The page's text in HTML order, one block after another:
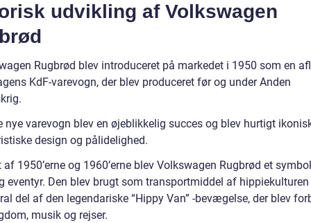
udvikling af Volkswagen
Rugbrød blev introduceret på markedet i 1950 som en
KdF-varevogn, der blev produceret før og under Anden
nye varevogn blev en øjeblikkelig succes og blev hurtigt
design og pålidelighed.
1950’erne og 1960’erne blev Volkswagen Rugbrød et
eventyr. Den blev brugt som transportmiddel af
del af den legendariske “Hippy Van” -bevægelse, der blev
musik og rejser.